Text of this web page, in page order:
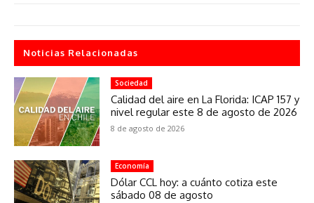
Noticias Relacionadas
Sociedad
Calidad del aire en La Florida: ICAP 157 y
nivel regular este 8 de agosto de 2026
8 de agosto de 2026
Economía
Dólar CCL hoy: a cuánto cotiza este
sábado 08 de agosto